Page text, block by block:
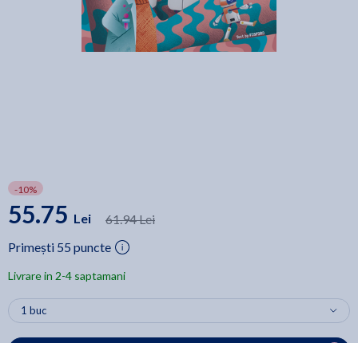
-10%
55.75 Lei
61.94 Lei
Primești 55 puncte
Livrare in 2-4 saptamani